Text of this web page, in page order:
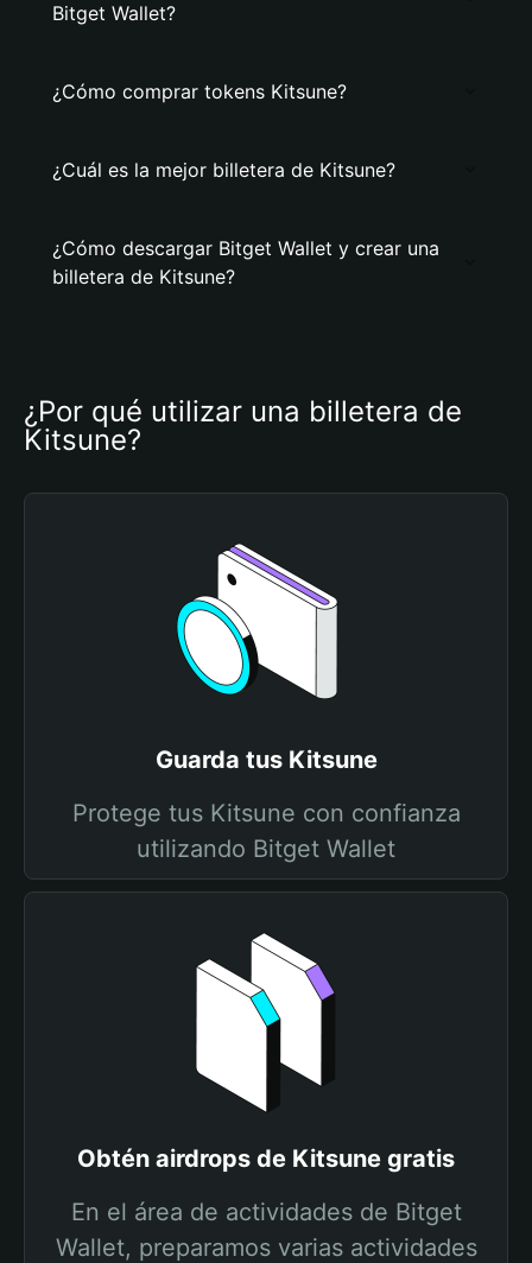
Bitget Wallet?
¿Cómo comprar tokens Kitsune?
¿Cuál es la mejor billetera de Kitsune?
¿Cómo descargar Bitget Wallet y crear una
billetera de Kitsune?
¿Por qué utilizar una billetera de
Kitsune?
Guarda tus Kitsune
Protege tus Kitsune con confianza
utilizando Bitget Wallet
Obtén airdrops de Kitsune gratis
En el área de actividades de Bitget
Wallet, preparamos varias actividades